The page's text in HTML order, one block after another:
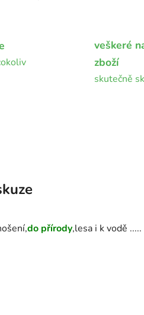
veškeré
zboží
skutečně
do přírody,lesa i k vodě .....